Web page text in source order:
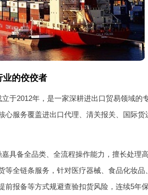
业的佼佼者
于2012年，是一家深耕进出口贸易领域的
心服务覆盖进出口代理、清关报关、国际
具备全品类、全流程操作能力，擅长处理
等全链条服务，针对医疗器械、食品化妆
前报备等方式规避查验扣货风险，连续5年